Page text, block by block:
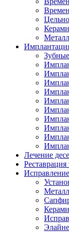
Лечение
Реставрация